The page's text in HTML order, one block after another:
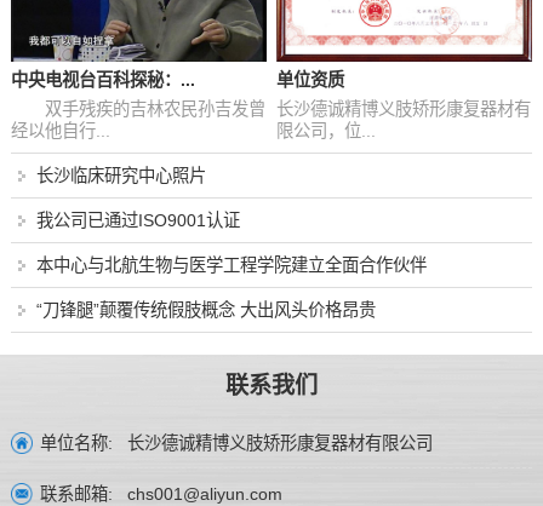
中央电视台百科探秘：...
双手残疾的吉林农民孙吉发曾
经以他自行...
单位资质
长沙德诚精博义肢矫形康复器材有
限公司，位...
长沙临床研究中心照片
我公司已通过ISO9001认证
本中心与北航生物与医学工程学院建立全面合作伙伴
“刀锋腿”颠覆传统假肢概念 大出风头价格昂贵
联系我们
单位名称: 长沙德诚精博义肢矫形康复器材有限公司
联系邮箱: chs001@aliyun.com